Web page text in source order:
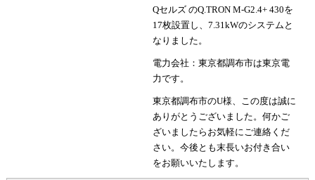
Qセルズ のQ.TRON M-G2.4+ 430を
17枚設置し、7.31kWのシステムと
なりました。
電力会社：東京都調布市は東京電
力です。
東京都調布市のU様、この度は誠に
ありがとうございました。何かご
ざいましたらお気軽にご連絡くだ
さい。今後とも末長いお付き合い
をお願いいたします。